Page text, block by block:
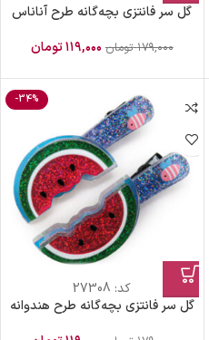
گل سر فانتزی بچه‌گانه طرح آناناس
۱۷۹,۰۰۰ تومان ۱۱۹,۰۰۰تومان
-34%
کد: 27308
گل سر فانتزی بچه‌گانه طرح هندوانه